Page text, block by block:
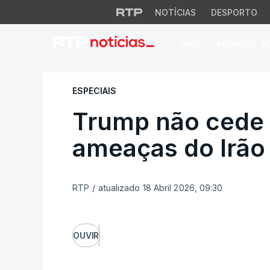
NOTÍCIAS DESPORTO
Trump não cede
ESPECIAIS
Trump não
ameaças do Irão
RTP / atualizado 18 Abril 2026, 09:30
OUVIR